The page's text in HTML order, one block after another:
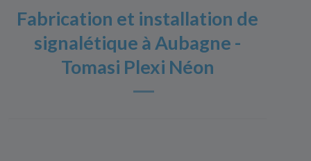
Fabrication et installation de
signalétique à Aubagne -
Tomasi Plexi Néon